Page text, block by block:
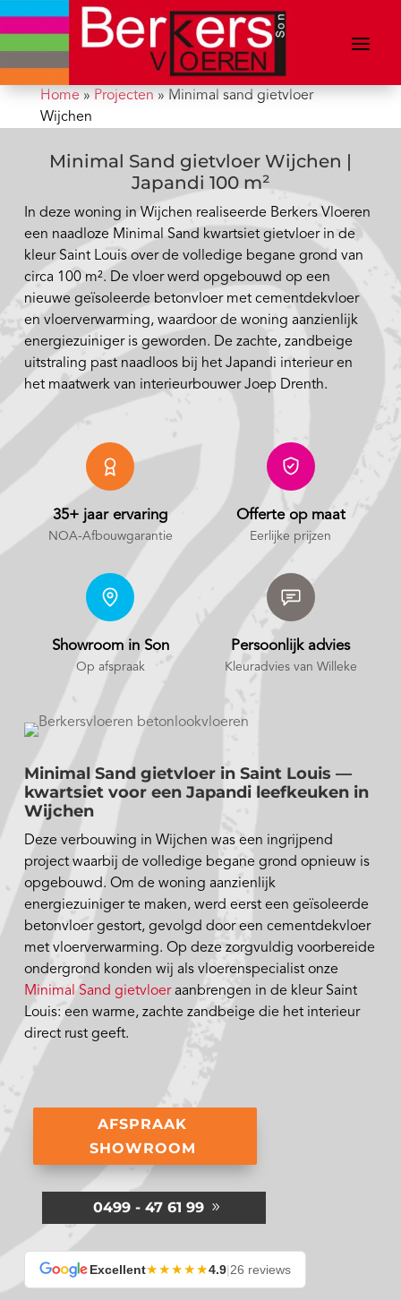
Home» Projecten » Minimal sand gietvloer
Wijchen
Minimal Sand gietvloer Wijchen |
Japandi 100 m²
In deze woning in Wijchen realiseerde Berkers Vloeren
een naadloze Minimal Sand kwartsiet gietvloer in de
kleur Saint Louis over de volledige begane grond van
circa 100 m². De vloer werd opgebouwd op een
nieuwe geïsoleerde betonvloer met cementdekvloer
en vloerverwarming, waardoor de woning aanzienlijk
energiezuiniger is geworden. De zachte, zandbeige
uitstraling past naadloos bij het Japandi interieur en
het maatwerk van interieurbouwer Joep Drenth.
35+ jaar ervaring
NOA-Afbouwgarantie
Offerte op maat
Eerlijke prijzen
Showroom in Son
Op afspraak
Persoonlijk advies
Kleuradvies van Willeke
Minimal Sand gietvloer in Saint Louis —
kwartsiet voor een Japandi leefkeuken in
Wijchen
Deze verbouwing in Wijchen was een ingrijpend
project waarbij de volledige begane grond opnieuw is
opgebouwd. Om de woning aanzienlijk
energiezuiniger te maken, werd eerst een geïsoleerde
betonvloer gestort, gevolgd door een cementdekvloer
met vloerverwarming. Op deze zorgvuldig voorbereide
ondergrond konden wij als vloerenspecialist onze
Minimal Sand gietvloeraanbrengen in de kleur Saint
Louis: een warme, zachte zandbeige die het interieur
direct rust geeft.
AFSPRAAK
SHOWROOM
0499 - 47 61 99
Excellent★★★★★4.9|26 reviews